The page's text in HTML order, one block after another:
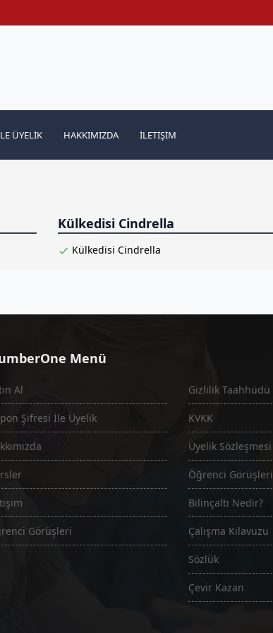
ÜYELIK HAKKIMIZDA İLETIŞIM
Külkedisi Cindrella
Külkedisi Cindrella
Menü
Al
Şifresi İle Üyelik
Görüşleri
Gizlilik Taahhüdü
KVKK
Üyelik Sözleşmesi
Öğrenci Görüşleri
Bilinçaltı Nedir?
Çalışma Kılavuzu
Sözlük
Çevir Kazan